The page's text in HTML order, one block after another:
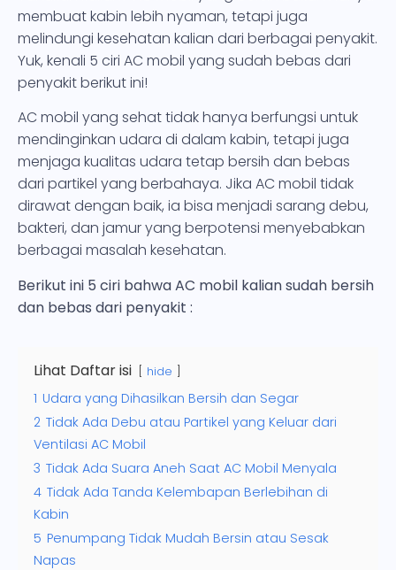
membuat kabin lebih nyaman, tetapi juga
melindungi kesehatan kalian dari berbagai penyakit.
Yuk, kenali 5 ciri AC mobil yang sudah bebas dari
penyakit berikut ini!
AC mobil yang sehat tidak hanya berfungsi untuk
mendinginkan udara di dalam kabin, tetapi juga
menjaga kualitas udara tetap bersih dan bebas
dari partikel yang berbahaya. Jika AC mobil tidak
dirawat dengan baik, ia bisa menjadi sarang debu,
bakteri, dan jamur yang berpotensi menyebabkan
berbagai masalah kesehatan.
Berikut ini 5 ciri bahwa AC mobil kalian sudah bersih
dan bebas dari penyakit :
Lihat Daftar isi hide
1 Udara yang Dihasilkan Bersih dan Segar
2 Tidak Ada Debu atau Partikel yang Keluar dari
Ventilasi AC Mobil
3 Tidak Ada Suara Aneh Saat AC Mobil Menyala
4 Tidak Ada Tanda Kelembapan Berlebihan di
Kabin
5 Penumpang Tidak Mudah Bersin atau Sesak
Napas